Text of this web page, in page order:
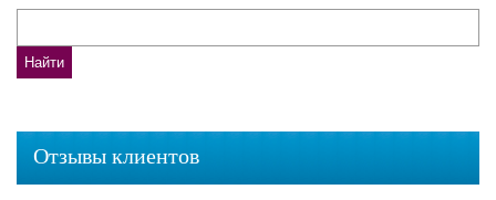
Отзывы клиентов